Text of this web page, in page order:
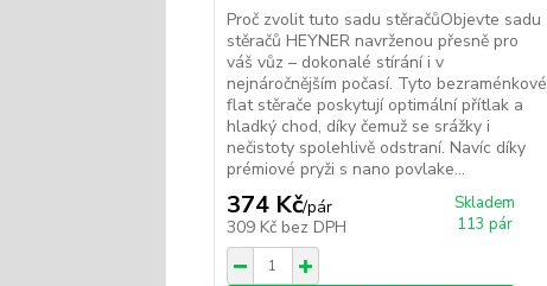
Proč zvolit tuto sadu stěračůObjevte sadu
stěračů HEYNER navrženou přesně pro
váš vůz – dokonalé stírání i v
nejnáročnějším počasí. Tyto bezraménkové
flat stěrače poskytují optimální přítlak a
hladký chod, díky čemuž se srážky i
nečistoty spolehlivě odstraní. Navíc díky
prémiové pryži s nano povlake...
374 Kč/pár
309 Kč bez DPH
Skladem
113 pár